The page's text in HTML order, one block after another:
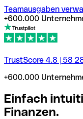
Teamausgaben
+600.000
TrustScore 4.8 | 58
+600.000
Einfach
Finanzen.